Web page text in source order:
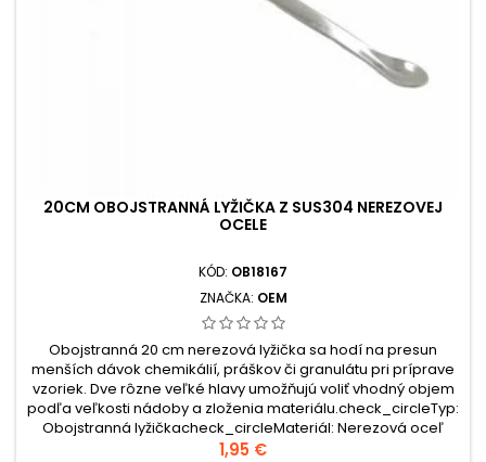
20CM OBOJSTRANNÁ LYŽIČKA Z SUS304 NEREZOVEJ
OCELE
KÓD: OB18167
ZNAČKA: OEM
Obojstranná 20 cm nerezová lyžička sa hodí na presun
menších dávok chemikálií, práškov či granulátu pri príprave
vzoriek. Dve rôzne veľké hlavy umožňujú voliť vhodný objem
podľa veľkosti nádoby a zloženia materiálu.check_circleTyp:
Obojstranná lyžičkacheck_circleMateriál: Nerezová oceľ
SUS304check_circleRozmery: 20 × 1,5 × 0,8 cm...
Cena
1,95 €